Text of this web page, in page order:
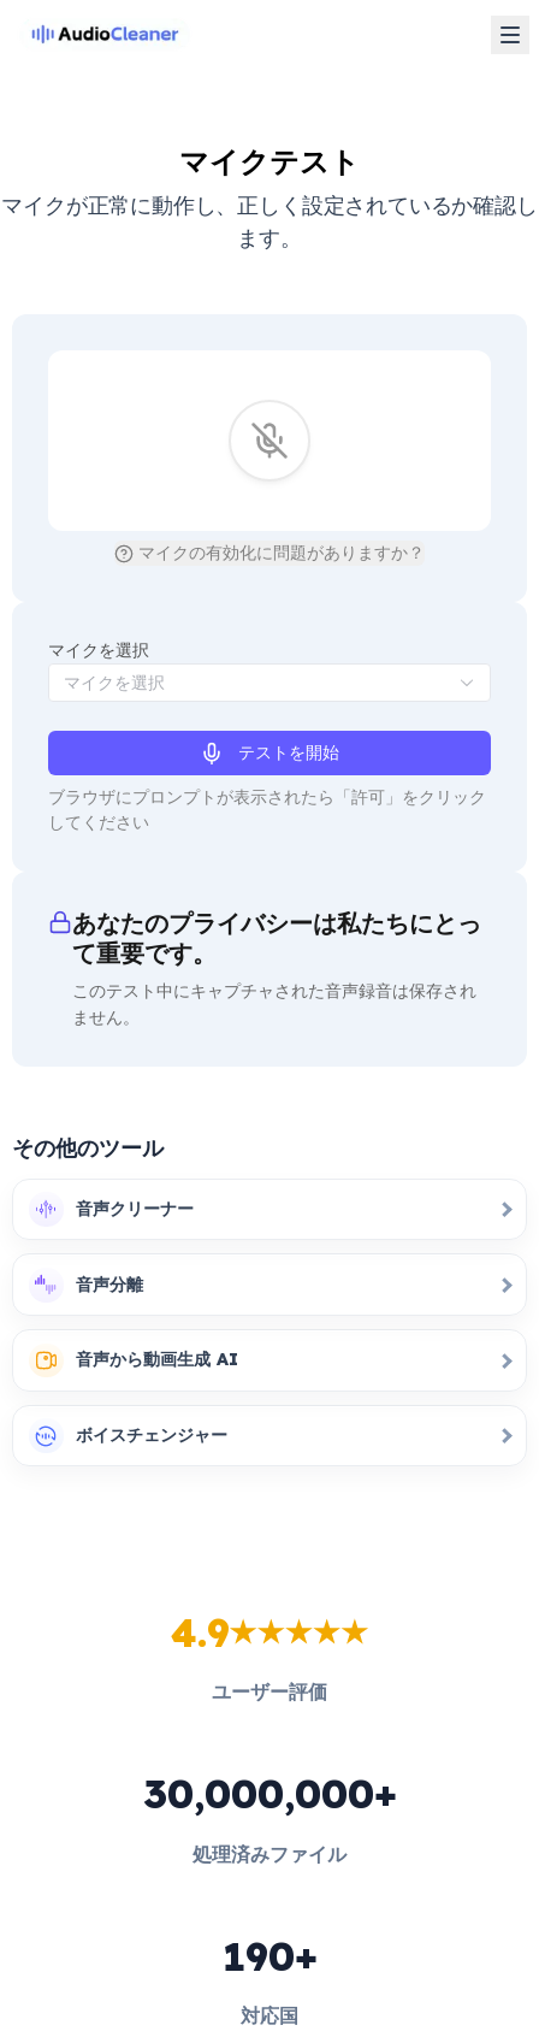
マイクテスト
マイクが正常に動作し、正しく設定されているか確認し
ます。
マイクの有効化に問題がありますか？
マイクを選択
マイクを選択
テストを開始
ブラウザにプロンプトが表示されたら「許可」をクリック
してください
あなたのプライバシーは私たちにとっ
て重要です。
このテスト中にキャプチャされた音声録音は保存され
ません。
その他のツール
音声クリーナー
音声分離
音声から動画生成 AI
ボイスチェンジャー
4.9
ユーザー評価
30,000,000+
処理済みファイル
190+
対応国